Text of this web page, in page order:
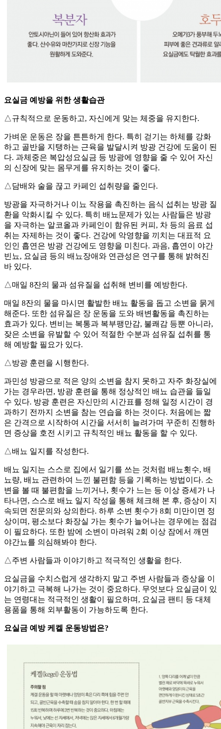
요실금 예방을 위한 생활습관
△규칙적으로 운동하고, 자신에게 맞는 체중을 유지한다.
가벼운 운동은 장을 튼튼하게 한다. 특히 걷기는 하체를 강화
하고 골반을 지탱하는 근육을 발달시켜 방광 건강에 도움이 된
다. 과체중은 복압성요실금 등 방광에 영향을 줄 수 있어 자신
의 신장에 맞는 몸무게를 유지하는 것이 좋다.
△담배와 술을 끊고 카페인 섭취량을 줄인다.
방광을 자극하거나 이뇨 작용을 촉진하는 음식 섭취는 방광 질
환을 악화시킬 수 있다. 특히 배뇨문제가 있는 사람들은 방광
을 자극하는 알코올과 카페인이 함유된 커피, 차 등의 음료 섭
취는 자제하는 것이 좋다. 건강에 악영향을 끼치는 대표적 요
인인 흡연은 방광 건강에도 영향을 미친다. 과음, 흡연이 야간
빈뇨, 요실금 등의 배뇨장애와 연관성은 연구를 통해 밝혀진
바 있다.
△매일 8잔의 물과 섬유질을 섭취해 변비를 예방한다.
매일 8잔의 물을 마시면 활발한 배뇨 활동을 돕고 소변을 묽게
해준다. 또한 섬유질은 장 운동을 도와 배변활동을 촉진하는
효과가 있다. 변비는 복통과 복부팽만감, 불쾌감 등뿐 아니라,
잦은 소변을 유발할 수 있어 적절한 수분과 섬유질 섭취를 통
해 예방할 필요가 있다.
△방광 훈련을 시행한다.
과민성 방광으로 적은 양의 소변을 참지 못하고 자주 화장실에
가는 경우라면, 방광 훈련을 통해 정상적인 배뇨 습관을 들일
수 있다. 방광 훈련은 자신만의 시간표를 정해 일정 시간이 경
과하기 전까지 소변을 참는 연습을 하는 것이다. 처음에는 짧
은 간격으로 시작하여 시간을 서서히 늘려가며 꾸준히 진행하
면 증상을 호전 시키고 규칙적인 배뇨 활동을 할 수 있다.
△배뇨 일지를 작성한다.
배뇨 일지는 스스로 집에서 일기를 쓰는 것처럼 배뇨횟수, 배
뇨량, 배뇨 관련하여 느낀 불편함 등을 기록하는 방법이다. 소
변을 볼 때 불편함을 느끼거나, 횟수가 느는 등 이상 증세가 나
타나면, 스스로 배뇨 일지 작성을 통해 체크해 본 후, 증상이 지
속되면 전문의와 상의한다. 하루 소변 횟수가 8회 미만이면 정
상이며, 평소보다 화장실 가는 횟수가 늘어나는 경우에는 점검
이 필요하다. 또한 밤에 소변이 마려워 2회 이상 잠에서 깨면
야간뇨를 의심해봐야 한다.
△주변 사람들과 이야기하고 적극적인 생활을 한다.
요실금을 수치스럽게 생각하지 말고 주변 사람들과 증상을 이
야기하고 극복해 나가는 것이 중요하다. 무엇보다 요실금이 있
는 연령대는 적극적인 생활이 필요하며, 요실금 팬티 등 대체
용품을 통해 외부활동이 가능하도록 한다.
요실금 예방 케켈 운동방법은?